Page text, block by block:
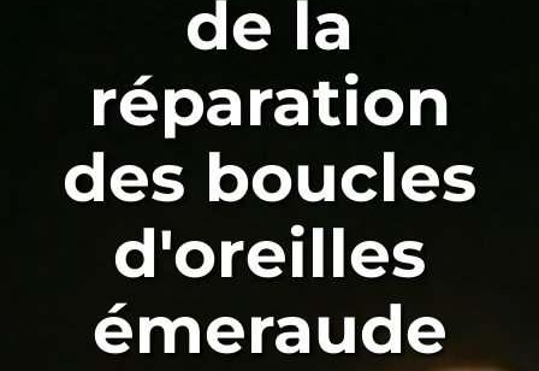
de la
réparation
des boucles
d'oreilles
émeraude